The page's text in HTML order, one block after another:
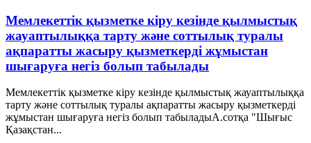
Мемлекеттік қызметке кіру кезінде қылмыстық
жауаптылыққа тарту және соттылық туралы
ақпаратты жасыру қызметкерді жұмыстан
шығаруға негіз болып табылады
Мемлекеттік қызметке кіру кезінде қылмыстық жауаптылыққа
тарту және соттылық туралы ақпаратты жасыру қызметкерді
жұмыстан шығаруға негіз болып табыладыА.сотқа "Шығыс
Қазақстан...